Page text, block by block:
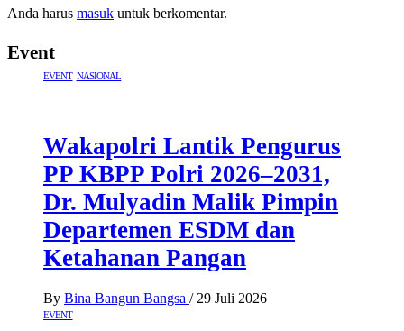
Anda harus masuk untuk berkomentar.
Event
EVENT NASIONAL
Wakapolri Lantik Pengurus
PP KBPP Polri 2026–2031,
Dr. Mulyadin Malik Pimpin
Departemen ESDM dan
Ketahanan Pangan
By Bina Bangun Bangsa / 29 Juli 2026
EVENT